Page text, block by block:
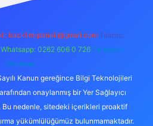
backlinkpaneli@gmail.com Teams:
Whatsapp: 0262 606 0 726 Telegram:
@karabul
Kanun gereğince Bilgi Teknolojileri
onaylanmış bir Yer Sağlayıcı
nedenle, sitedeki içerikleri proaktif
yükümlülüğümüz bulunmamaktadır.